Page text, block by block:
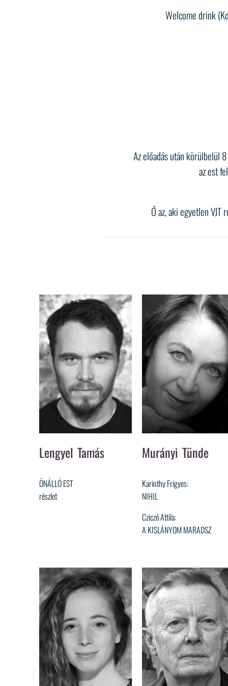
Welcome drink
Az előadás után körülbelül
az est
Ő az, aki egyetlen
Lengyel Tamás
ÖNÁLLÓ EST
részlet
Murányi Tünde
Karinthy Frigyes:
NIHIL
Cziczó Attila:
A KISLÁNYOM MARADSZ